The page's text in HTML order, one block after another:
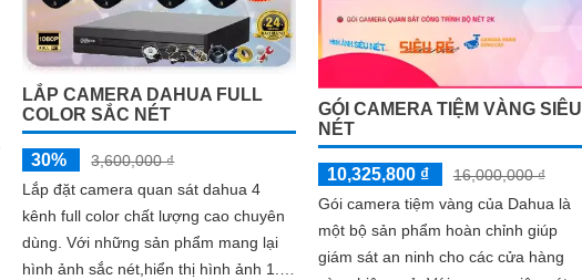
LẮP CAMERA DAHUA FULL
COLOR SẮC NÉT
30%
3,600,000 ₫
Lắp đặt camera quan sát dahua 4
kênh full color chất lượng cao chuyên
dùng. Với những sản phẩm mang lại
hình ảnh sắc nét,hiển thị hình ảnh 1.
GÓI CAMERA TIỆM VÀNG SIÊU
NÉT
10,325,800 ₫
16,000,000 ₫
Gói camera tiệm vàng của Dahua là
một bộ sản phẩm hoàn chỉnh giúp
giám sát an ninh cho các cửa hàng